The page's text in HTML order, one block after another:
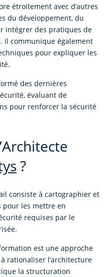
étroitement avec d’autres
du développement, du
intégrer des pratiques de
Il communique également
pour expliquer les
des dernières
évaluant de
pour renforcer la sécurité
?
consiste à cartographier et
pour les mettre en
requises par le
est une approche
rationaliser l’architecture
la structuration